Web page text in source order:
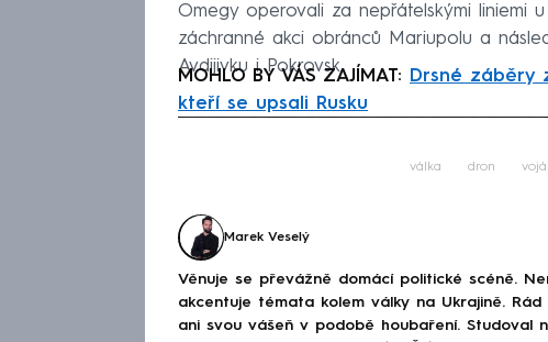
Omegy operovali za nepřátelskými liniemi
záchranné akci obránců Mariupolu a
Avdijivku i Pokrovsk.
MOHLO BY VÁS ZAJÍMAT:
Drsné záběry
kteří se upsali Rusku
válka dron
Marek Veselý
Věnuje se převážně domácí politické scéně.
akcentuje témata kolem války na Ukrajině.
ani svou vášeň v podobě houbaření. Studoval